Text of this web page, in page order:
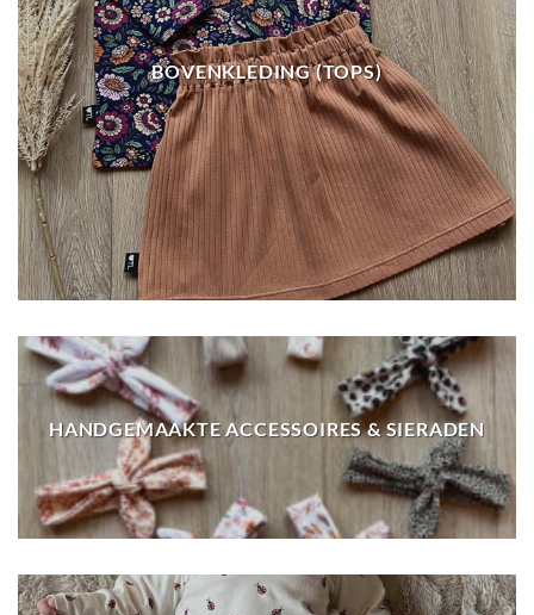
BOVENKLEDING (TOPS)
HANDGEMAAKTE ACCESSOIRES & SIERADEN